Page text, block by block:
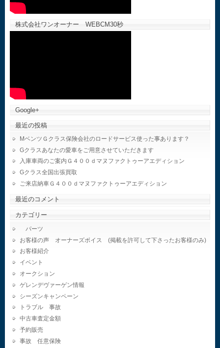
株式会社ワンオーナー WEBCM30秒
Google+
最近の投稿
MベンツＧクラス保険会社のロードサービス使った事あります？
Gクラスあなたの愛車をご用意させていただきます
入庫車両のご案内Ｇ４００ｄマヌファクトゥーアエディション
Gクラス全国出張買取
ご来店納車Ｇ４００ｄマヌファクトゥーアエディション
最近のコメント
カテゴリー
パーツ
お客様の声 オーナーズボイス (掲載を許可して下さったお客様のみ)
お客様紹介
イベント
オークション
ゲレンデヴァーゲン情報
シーズンキャンペーン
トラブル 事故
中古車査定金額
予約販売
事故 任意保険